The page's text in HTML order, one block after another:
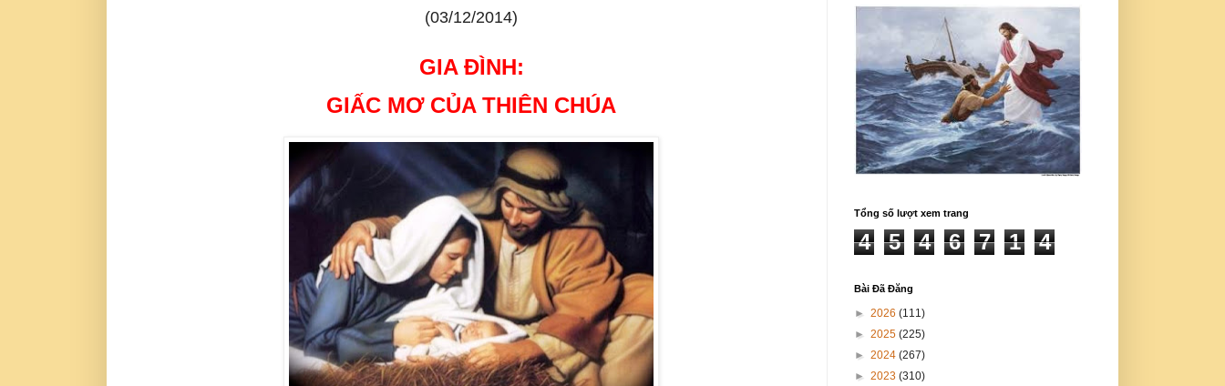
(03/12/2014)
GIA ĐÌNH:
GIẤC MƠ CỦA THIÊN CHÚA
Tổng số lượt xem trang
4 5 4 6 7 1 4
Bài Đã Đăng
► 2026 (111)
► 2025 (225)
► 2024 (267)
► 2023 (310)